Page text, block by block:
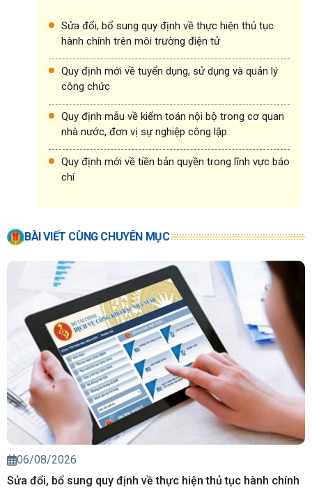
Sửa đổi, bổ sung quy định về thực hiện thủ tục
hành chính trên môi trường điện tử
Quy định mới về tuyển dụng, sử dụng và quản lý
công chức
Quy định mẫu về kiểm toán nội bộ trong cơ quan
nhà nước, đơn vị sự nghiệp công lập.
Quy định mới về tiền bản quyền trong lĩnh vực báo
chí
BÀI VIẾT CÙNG CHUYÊN MỤC
06/08/2026
Sửa đổi, bổ sung quy định về thực hiện thủ tục hành chính